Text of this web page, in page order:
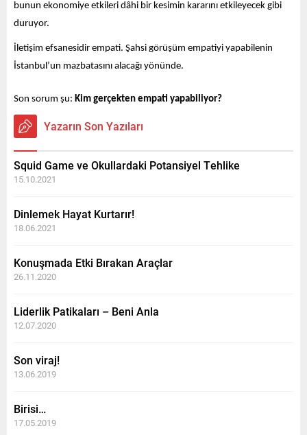
bunun ekonomiye etkileri dâhi bir kesimin kararını etkileyecek gibi
duruyor.
İletişim efsanesidir empati. Şahsi görüşüm empatiyi yapabilenin
İstanbul’un mazbatasını alacağı yönünde.
Son sorum şu: Kim gerçekten empati yapabiliyor?
Yazarın Son Yazıları
Squid Game ve Okullardaki Potansiyel Tehlike
15.10.2021
Dinlemek Hayat Kurtarır!
18.06.2021
Konuşmada Etki Bırakan Araçlar
26.11.2020
Liderlik Patikaları – Beni Anla
12.07.2020
Son viraj!
13.06.2019
Birisi…
17.05.2019